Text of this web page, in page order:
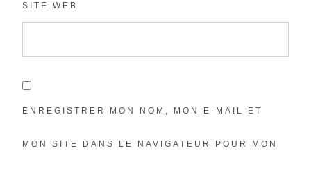
SITE WEB
ENREGISTRER MON NOM, MON E-MAIL ET
MON SITE DANS LE NAVIGATEUR POUR MON